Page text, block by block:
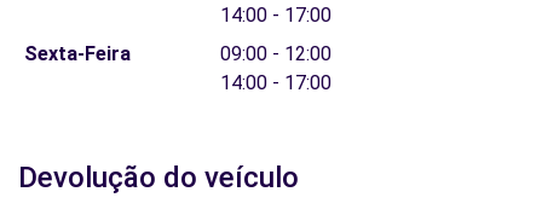
14:00 - 17:00
Sexta-Feira
09:00 - 12:00
14:00 - 17:00
Devolução do veículo